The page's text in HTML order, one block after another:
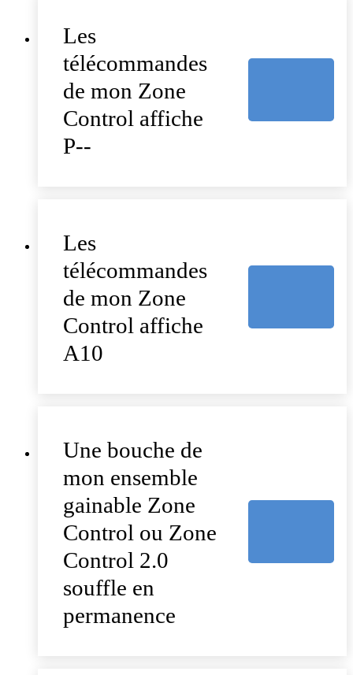
Les
télécommandes
de mon Zone
Control affiche
P--
Les
télécommandes
de mon Zone
Control affiche
A10
Une bouche de
mon ensemble
gainable Zone
Control ou Zone
Control 2.0
souffle en
permanence